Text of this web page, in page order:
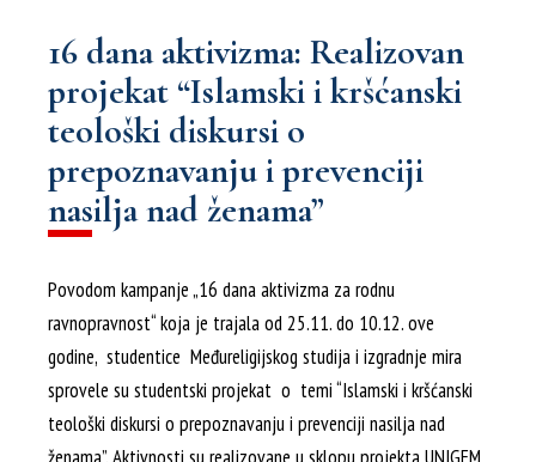
16 dana aktivizma: Realizovan
projekat “Islamski i kršćanski
teološki diskursi o
prepoznavanju i prevenciji
nasilja nad ženama”
Povodom kampanje „16 dana aktivizma za rodnu
ravnopravnost“ koja je trajala od 25.11. do 10.12. ove
godine, studentice Međureligijskog studija i izgradnje mira
sprovele su studentski projekat o temi “Islamski i kršćanski
teološki diskursi o prepoznavanju i prevenciji nasilja nad